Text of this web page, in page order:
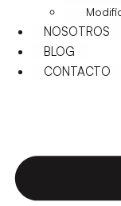
NOSOTROS
BLOG
CONTACTO